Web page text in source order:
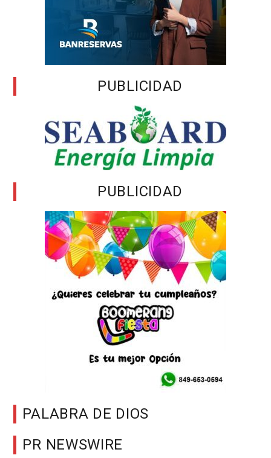
PUBLICIDAD
PUBLICIDAD
PALABRA DE DIOS
PR NEWSWIRE